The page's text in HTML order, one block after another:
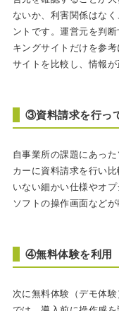
ないか、利害関係はな
ントです。運営元を判
キングサイトだけを参
サイトを比較し、情報
③資料請求を行っ
自事業所の課題にあっ
カーに資料請求を行い
いない細かい仕様やオ
ソフトの操作画面などが
④無料体験を利用
次に無料体験（デモ体